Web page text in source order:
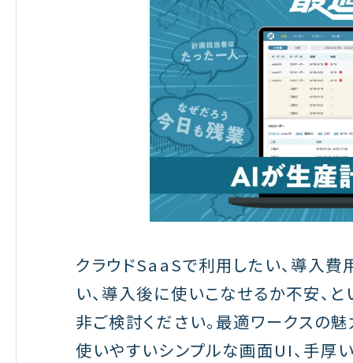
クラウドSaaSで利用したい、導入費
い、導入後に使いこなせるか不安、
非ご検討ください。最適ワークスの魅
使いやすいシンプルな画面UI、手厚